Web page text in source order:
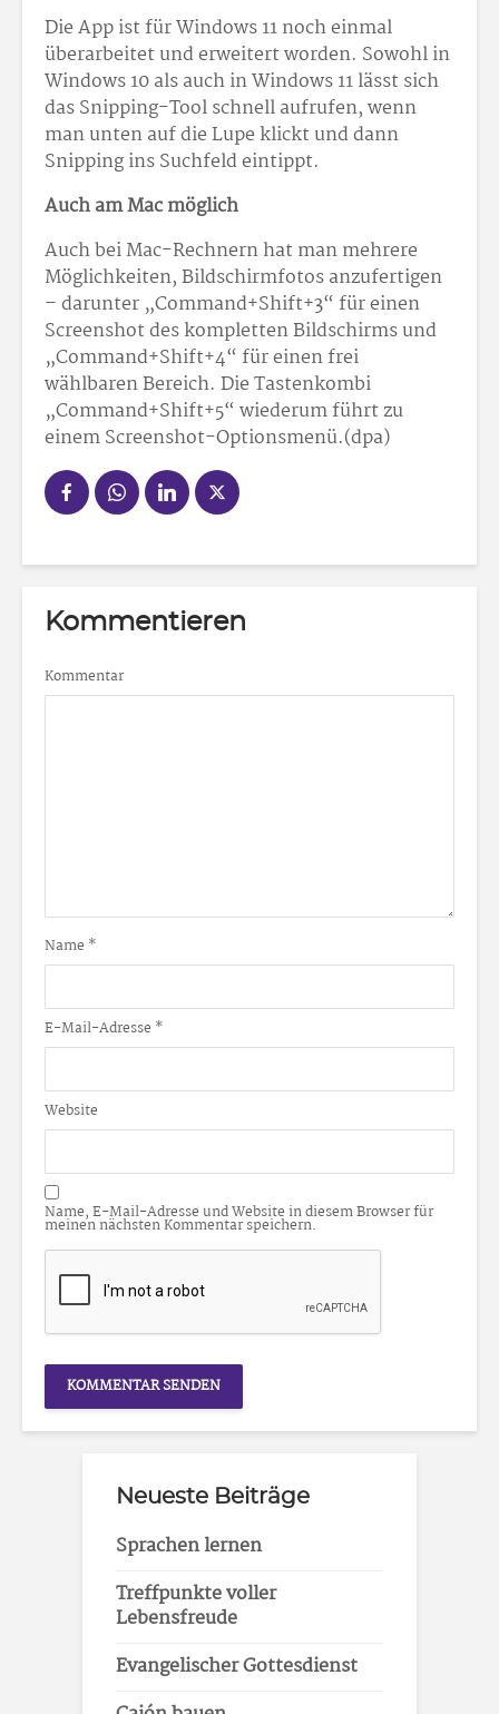
Die App ist für Windows 11 noch einmal
überarbeitet und erweitert worden. Sowohl in
Windows 10 als auch in Windows 11 lässt sich
das Snipping-Tool schnell aufrufen, wenn
man unten auf die Lupe klickt und dann
Snipping ins Suchfeld eintippt.
Auch am Mac möglich
Auch bei Mac-Rechnern hat man mehrere
Möglichkeiten, Bildschirmfotos anzufertigen
– darunter „Command+Shift+3“ für einen
Screenshot des kompletten Bildschirms und
„Command+Shift+4“ für einen frei
wählbaren Bereich. Die Tastenkombi
„Command+Shift+5“ wiederum führt zu
einem Screenshot-Optionsmenü.(dpa)
Kommentieren
Kommentar
Name *
E-Mail-Adresse *
Website
Name, E-Mail-Adresse und Website in diesem Browser für
meinen nächsten Kommentar speichern.
Neueste Beiträge
Sprachen lernen
Treffpunkte voller
Lebensfreude
Evangelischer Gottesdienst